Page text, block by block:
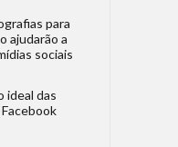
para
ajudarão a
sociais
ideal das